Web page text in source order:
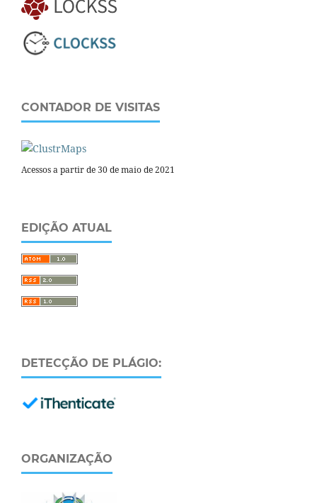
CONTADOR DE VISITAS
Acessos a partir de 30 de maio de 2021
EDIÇÃO ATUAL
DETECÇÃO DE PLÁGIO:
ORGANIZAÇÃO